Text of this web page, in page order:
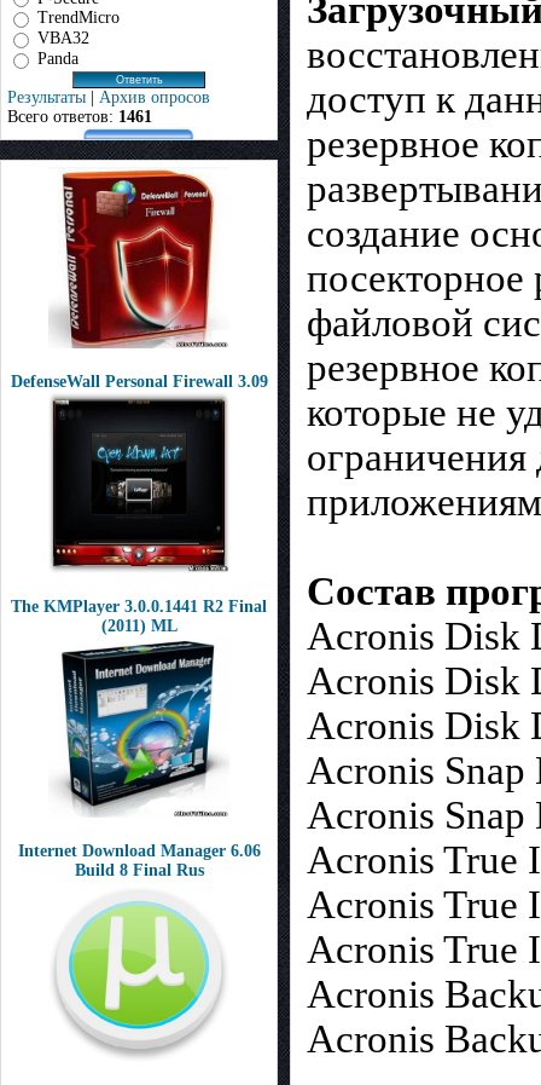
TrendMicro
VBA32
Panda
Результаты | Архив опросов
Всего ответов: 1461
DefenseWall Personal Firewall 3.09
The KMPlayer 3.0.0.1441 R2 Final
(2011) ML
Internet Download Manager 6.06
Build 8 Final Rus
доступ к
резервное
создание
посекторное
файловой
резервное
которые не
Состав
Acronis Disk
Acronis Disk
Acronis Disk
Acronis
Acronis
Acronis True
Acronis True
Acronis True
Acronis
Acronis